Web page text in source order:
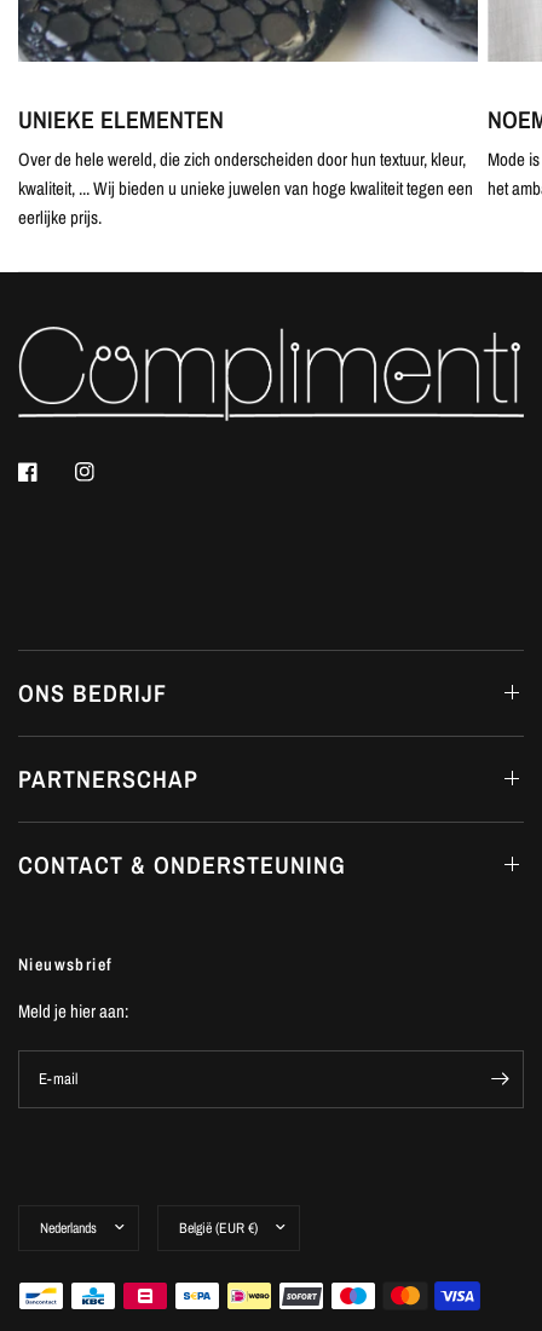
UNIEKE ELEMENTEN
Over de hele wereld, die zich onderscheiden door hun textuur, kleur,
kwaliteit, ... Wij bieden u unieke juwelen van hoge kwaliteit tegen een
eerlijke prijs.
Mode
het
ONS BEDRIJF
PARTNERSCHAP
CONTACT & ONDERSTEUNING
Nieuwsbrief
Meld je hier aan:
E-mail